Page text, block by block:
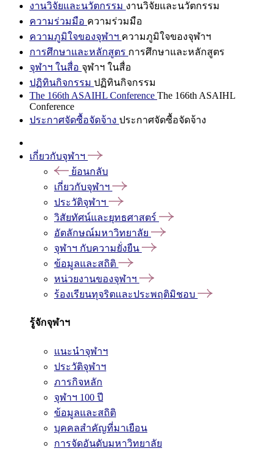
งานวิจัยและนวัตกรรม งานวิจัยและนวัตกรรม
ความร่วมมือ ความร่วมมือ
ความภูมิใจของจุฬาฯ ความภูมิใจของจุฬาฯ
การศึกษาและหลักสูตร การศึกษาและหลักสูตร
จุฬาฯ ในสื่อ จุฬาฯ ในสื่อ
ปฏิทินกิจกรรม ปฏิทินกิจกรรม
The 166th ASAIHL Conference The 166th ASAIHL
Conference
ประกาศจัดซื้อจัดจ้าง ประกาศจัดซื้อจัดจ้าง
เกี่ยวกับจุฬาฯ
ย้อนกลับ
เกี่ยวกับจุฬาฯ
ประวัติจุฬาฯ
วิสัยทัศน์และยุทธศาสตร์
อัตลักษณ์มหาวิทยาลัย
จุฬาฯ กับความยั่งยืน
ข้อมูลและสถิติ
หน่วยงานของจุฬาฯ
ร้องเรียนทุจริตและประพฤติมิชอบ
รู้จักจุฬาฯ
แนะนำจุฬาฯ
ประวัติจุฬาฯ
ภารกิจหลัก
จุฬาฯ 100 ปี
ข้อมูลและสถิติ
บุคคลสำคัญที่มาเยือน
การจัดอันดับมหาวิทยาลัย